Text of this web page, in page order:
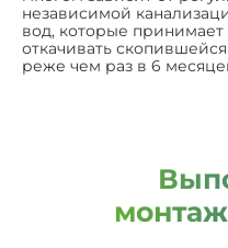
независимой
вод, которые
откачивать
реже чем раз в 6